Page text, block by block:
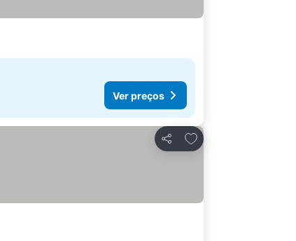
Ver preços
Partilhar
Adicionar aos